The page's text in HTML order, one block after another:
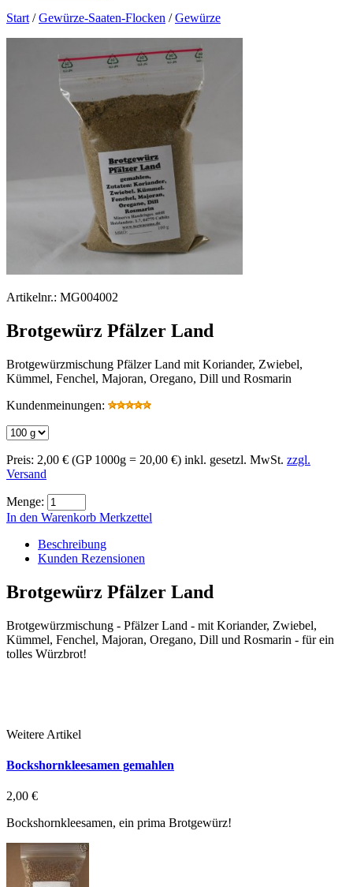
Start /Gewürze-Saaten-Flocken /Gewürze
Artikelnr.: MG004002
Brotgewürz Pfälzer Land
Brotgewürzmischung Pfälzer Land mit Koriander, Zwiebel,
Kümmel, Fenchel, Majoran, Oregano, Dill und Rosmarin
Kundenmeinungen:
Preis: 2,00 € (GP 1000g = 20,00 €) inkl. gesetzl. MwSt. zzgl.
Versand
Menge:
In den Warenkorb Merkzettel
Beschreibung
Kunden Rezensionen
Brotgewürz Pfälzer Land
Brotgewürzmischung - Pfälzer Land - mit Koriander, Zwiebel,
Kümmel, Fenchel, Majoran, Oregano, Dill und Rosmarin - für ein
tolles Würzbrot!
Weitere Artikel
Bockshornkleesamen gemahlen
2,00 €
Bockshornkleesamen, ein prima Brotgewürz!